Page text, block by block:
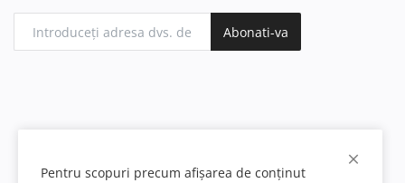
Abonati-va
Pentru scopuri precum afișarea de conținut